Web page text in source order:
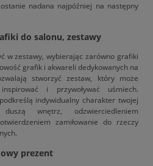
nadana najpóźniej na następny
do salonu, zestawy
w zestawy, wybierając zarówno grafiki
grafik i akwareli dedykowanych na
stworzyć zestaw, który może
i przywoływać uśmiech.
indywidualny charakter twojej
wnętrz, odzwierciedleniem
zamiłowanie do rzeczy
prezent